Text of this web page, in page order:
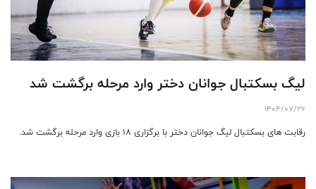
لیگ بسکتبال جوانان دختر وارد مرحله برگشت شد
1404/07/26
رقابت های بسکتبال لیگ جوانان دختر با برگزاری ۱۸ بازی وارد مرحله برگشت شد.